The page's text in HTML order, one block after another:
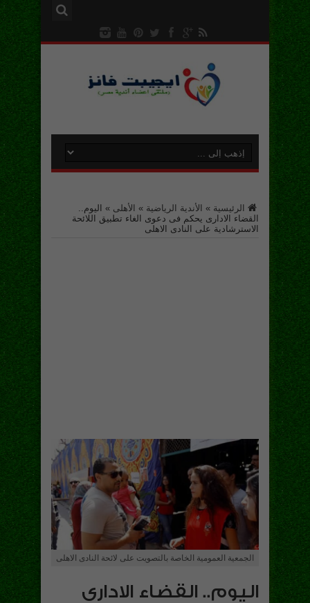
الرئيسية » الأندية الرياضية » الأهلى » اليوم..
القضاء الادارى يحكم فى دعوى الغاء تطبيق اللائحة
الاسترشادية على النادى الاهلى
الجمعية العمومية الخاصة بالتصويت على لائحة النادى الاهلى
اليوم.. القضاء الادارى